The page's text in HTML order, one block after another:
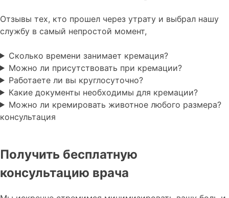
Отзывы тех, кто прошел через утрату и выбрал нашу
службу в самый непростой момент,
Сколько времени занимает кремация?
Можно ли присутствовать при кремации?
Работаете ли вы круглосуточно?
Какие документы необходимы для кремации?
Можно ли кремировать животное любого размера?
консультация
Получить бесплатную
консультацию врача